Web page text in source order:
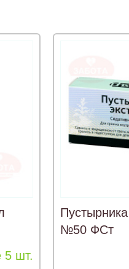
5 шт.
Пустырника
№50 ФСт